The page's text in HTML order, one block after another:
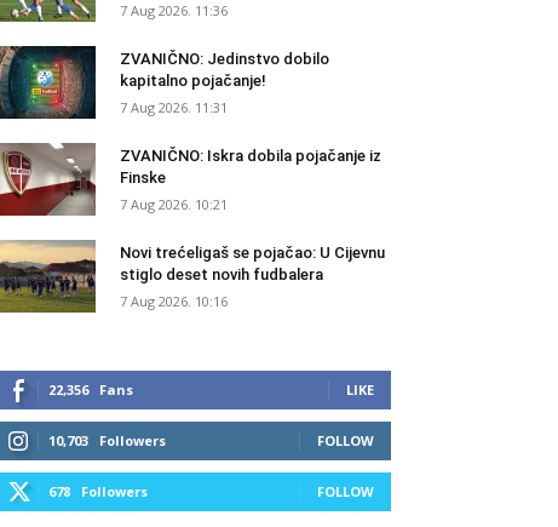
7 Aug 2026. 11:36
ZVANIČNO: Jedinstvo dobilo
kapitalno pojačanje!
7 Aug 2026. 11:31
ZVANIČNO: Iskra dobila pojačanje iz
Finske
7 Aug 2026. 10:21
Novi trećeligaš se pojačao: U Cijevnu
stiglo deset novih fudbalera
7 Aug 2026. 10:16
22,356 Fans LIKE
10,703 Followers FOLLOW
678 Followers FOLLOW